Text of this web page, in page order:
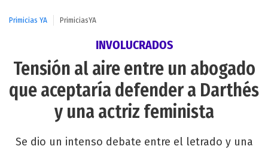
Primicias YA PrimiciasYA
INVOLUCRADOS
Tensión al aire entre un abogado
que aceptaría defender a Darthés
y una actriz feminista
Se dio un intenso debate entre el letrado y una